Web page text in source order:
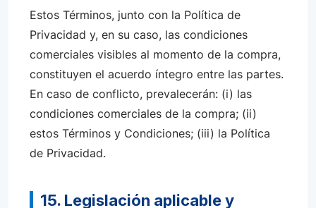
Estos Términos, junto con la Política de
Privacidad y, en su caso, las condiciones
comerciales visibles al momento de la compra,
constituyen el acuerdo íntegro entre las partes.
En caso de conflicto, prevalecerán: (i) las
condiciones comerciales de la compra; (ii)
estos Términos y Condiciones; (iii) la Política
de Privacidad.
15. Legislación aplicable y